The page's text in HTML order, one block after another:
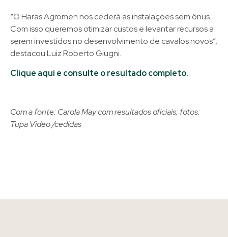
“O Haras Agromen nos cederá as instalações sem ônus.
Com isso queremos otimizar custos e levantar recursos a
serem investidos no desenvolvimento de cavalos novos”,
destacou Luiz Roberto Giugni.
Clique aqui e consulte o resultado completo.
Com a fonte: Carola May com resultados oficiais; fotos:
Tupa Video /cedidas